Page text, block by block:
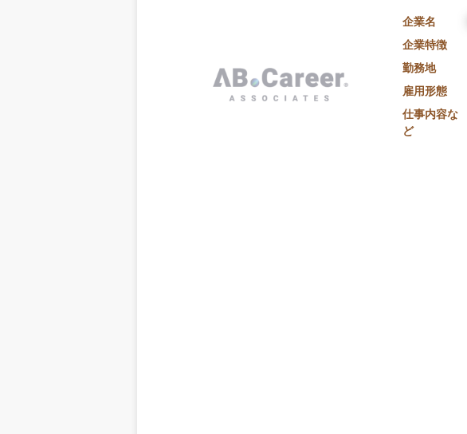
企業名
企業特徴
勤務地
雇用形態
仕事内容な
ど